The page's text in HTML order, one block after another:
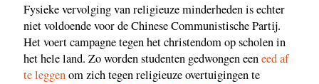
Fysieke vervolging van religieuze minderheden is echter
niet voldoende voor de Chinese Communistische Partij.
Het voert campagne tegen het christendom op scholen in
het hele land. Zo worden studenten gedwongen eeneed af
te leggenom zich tegen religieuze overtuigingen te